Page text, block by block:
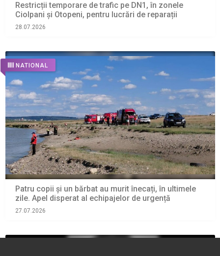
Restricții temporare de trafic pe DN1, în zonele
Ciolpani și Otopeni, pentru lucrări de reparații
28.07.2026
NATIONAL
Patru copii și un bărbat au murit înecați, în ultimele
zile. Apel disperat al echipajelor de urgență
27.07.2026